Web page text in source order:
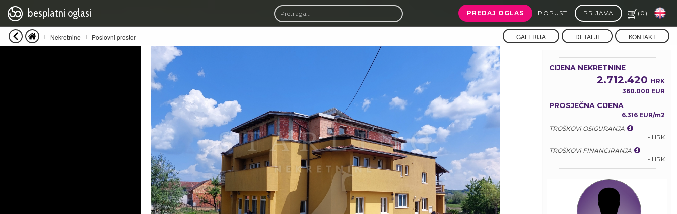
besplatni oglasi PREDAJ OGLAS POPUSTI PRIJAVA ( 0 )
| Nekretnine | Poslovni prostor GALERIJA DETALJI KONTAKT
CIJENA NEKRETNINE
2.712.420 HRK
360.000 EUR
PROSJEČNA CIJENA
6.316 EUR/m2
TROŠKOVI OSIGURANJA
- HRK
TROŠKOVI FINANCIRANJA
- HRK